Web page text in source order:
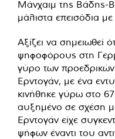
Μάνχαιμ της Βάδης-
μάλιστα επεισόδια
Αξίζει να σημειωθεί
ψηφοφόρους στη
γύρο των
Ερντογάν, με ένα
κινήθηκε γύρω στο
αυξημένο σε σχέση
Ερντογάν είχε
ψήφων έναντι του